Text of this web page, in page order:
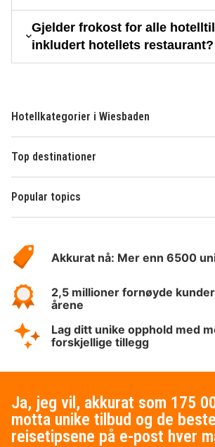
Gjelder frokost for alle
inkludert hotellets restaurant?
Hotellkategorier i Wiesbaden
Top destinationer
Popular topics
Hotelspecials
Akkurat nå: Mer enn 6500
2,5 millioner fornøyde
årene
Lag ditt unike opphold med
forskjellige tillegg
Ja, jeg vil, akkurat som 175
motta unike tilbud og de beste
reisetipsene på e-post hver